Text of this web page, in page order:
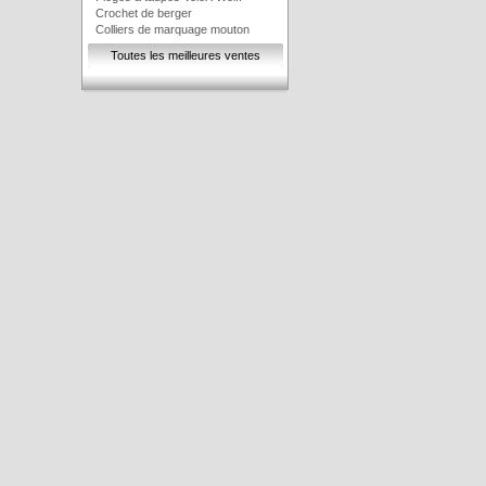
Crochet de berger
Colliers de marquage mouton
Toutes les meilleures ventes